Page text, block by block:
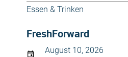
Essen & Trinken
FreshForward
August 10, 2026